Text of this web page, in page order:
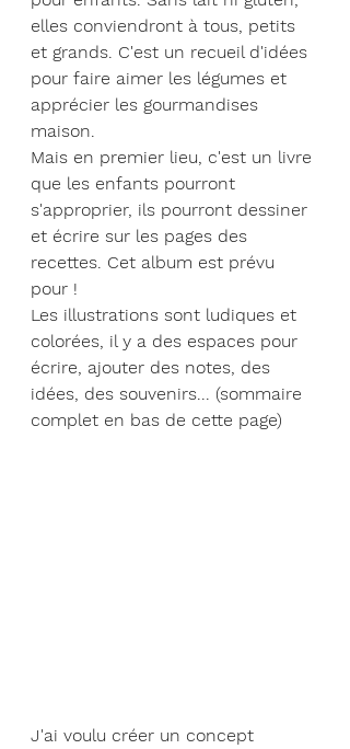
elles conviendront à tous, petits
et grands. C'est un recueil d'idées
pour faire aimer les légumes et
apprécier les gourmandises
maison.
Mais en premier lieu, c'est un livre
que les enfants pourront
s'approprier, ils pourront dessiner
et écrire sur les pages des
recettes. Cet album est prévu
pour !
Les illustrations sont ludiques et
colorées, il y a des espaces pour
écrire, ajouter des notes, des
idées, des souvenirs... (sommaire
complet en bas de cette page)
J'ai voulu créer un concept